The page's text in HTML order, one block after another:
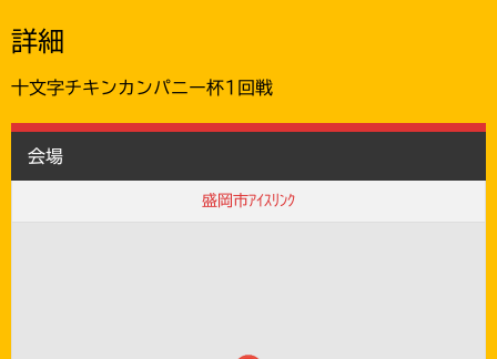
詳細
十文字チキンカンパニー杯1回戦
会場
盛岡市ｱｲｽﾘﾝｸ